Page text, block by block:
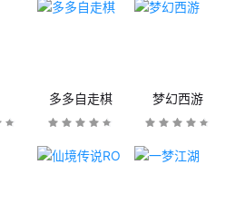
多多自走棋 梦幻西游